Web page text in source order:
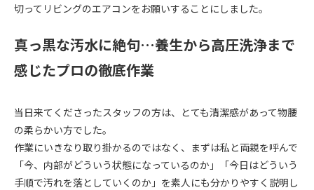
切ってリビングのエアコンをお願いすることにしました。
真っ黒な汚水に絶句…養生から高圧洗浄まで
感じたプロの徹底作業
当日来てくださったスタッフの方は、とても清潔感があって物腰
の柔らかい方でした。
作業にいきなり取り掛かるのではなく、まずは私と両親を呼んで
「今、内部がどういう状態になっているのか」「今日はどういう
手順で汚れを落としていくのか」を素人にも分かりやすく説明し